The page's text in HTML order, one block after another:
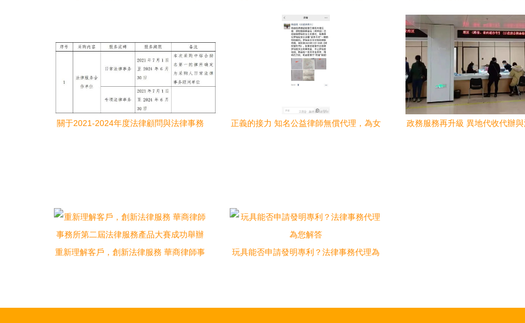
關于2021-2024年度法律顧問與法律事務
正義的接力 知名公益律師無償代理，為女
政務服務再升級 異地代收代辦
重新理解客戶，創新法律服務 華商律師事
玩具能否申請發明專利？法律事務代理為